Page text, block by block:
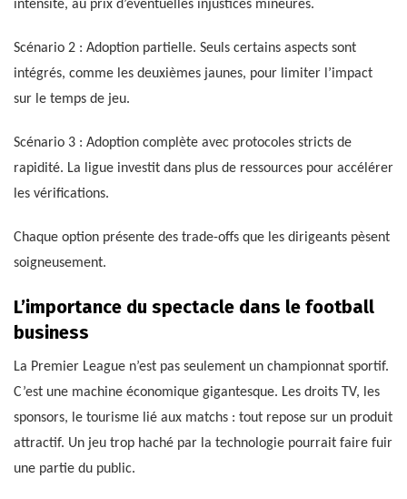
intensité, au prix d’éventuelles injustices mineures.
Scénario 2 : Adoption partielle. Seuls certains aspects sont
intégrés, comme les deuxièmes jaunes, pour limiter l’impact
sur le temps de jeu.
Scénario 3 : Adoption complète avec protocoles stricts de
rapidité. La ligue investit dans plus de ressources pour accélérer
les vérifications.
Chaque option présente des trade-offs que les dirigeants pèsent
soigneusement.
L’importance du spectacle dans le football
business
La Premier League n’est pas seulement un championnat sportif.
C’est une machine économique gigantesque. Les droits TV, les
sponsors, le tourisme lié aux matchs : tout repose sur un produit
attractif. Un jeu trop haché par la technologie pourrait faire fuir
une partie du public.